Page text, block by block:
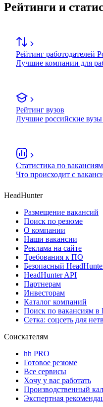
Рейтинги и
Рейтинг работодателей
Лучшие компании для
Рейтинг вузов
Лучшие российские
Статистика по вакансиям
Что происходит с
HeadHunter
Размещение вакансий
Поиск по резюме
О компании
Наши вакансии
Реклама на сайте
Требования к ПО
Безопасный
HeadHunter API
Партнерам
Инвесторам
Каталог компаний
Поиск по вакансиям в
Сетка: соцсеть для
Соискателям
hh PRO
Готовое резюме
Все сервисы
Хочу у вас работать
Производственный
Экспертная